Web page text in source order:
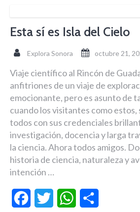
Esta sí es Isla del Cielo
Explora Sonora octubre 21,
Viaje científico al Rincón de
anfitriones de un viaje de
emocionante, pero es asunto de
cuando los visitantes como
todos con sus credenciales
investigación, docencia y larga
la ciencia. Ahora todos amigos.
historia de ciencia, naturaleza y
intención …
FacebookTwitter WhatsApp